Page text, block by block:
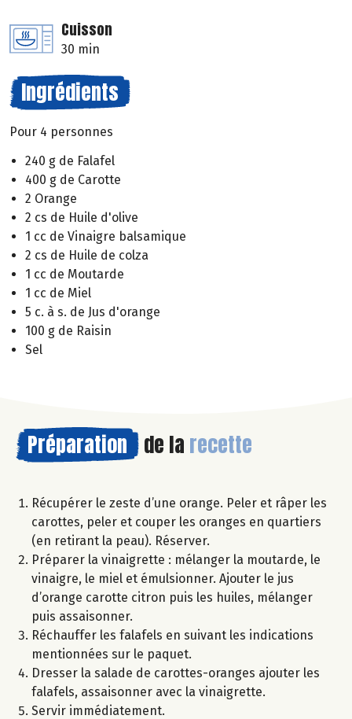
Cuisson
30 min
Ingrédients
Pour 4 personnes
240 g de Falafel
400 g de Carotte
2 Orange
2 cs de Huile d'olive
1 cc de Vinaigre balsamique
2 cs de Huile de colza
1 cc de Moutarde
1 cc de Miel
5 c. à s. de Jus d'orange
100 g de Raisin
Sel
Préparation de la recette
Récupérer le zeste d’une orange. Peler et râper les
carottes, peler et couper les oranges en quartiers
(en retirant la peau). Réserver.
Préparer la vinaigrette : mélanger la moutarde, le
vinaigre, le miel et émulsionner. Ajouter le jus
d’orange carotte citron puis les huiles, mélanger
puis assaisonner.
Réchauffer les falafels en suivant les indications
mentionnées sur le paquet.
Dresser la salade de carottes-oranges ajouter les
falafels, assaisonner avec la vinaigrette.
Servir immédiatement.